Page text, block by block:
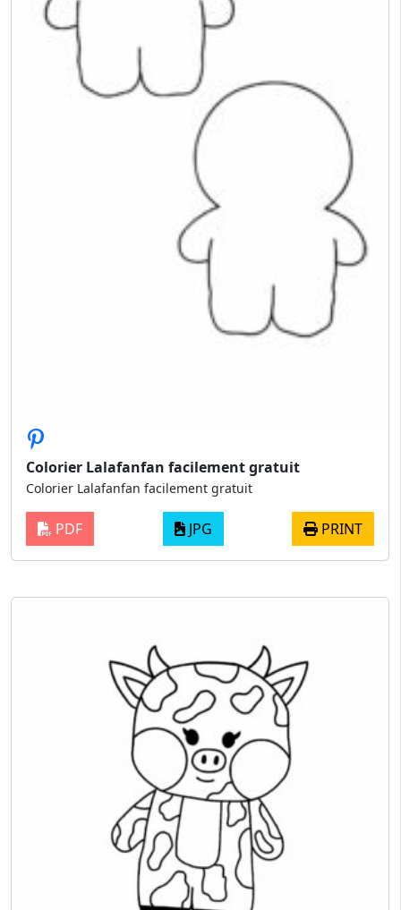
Colorier Lalafanfan facilement gratuit
Colorier Lalafanfan facilement gratuit
PDF JPG PRINT